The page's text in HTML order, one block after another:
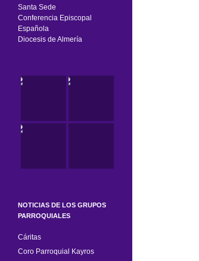
Santa Sede
Conferencia Episcopal
Española
Diocesis de Almería
NOTICIAS DE LOS GRUPOS
PARROQUIALES
Cáritas
Coro Parroquial Kayros